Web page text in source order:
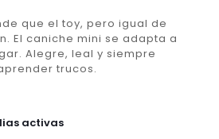
que el toy, pero igual de
El caniche mini se adapta a
Alegre, leal y siempre
trucos.
activas